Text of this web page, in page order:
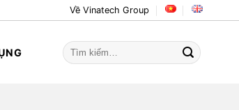
Về Vinatech Group
Tìm
kiếm: